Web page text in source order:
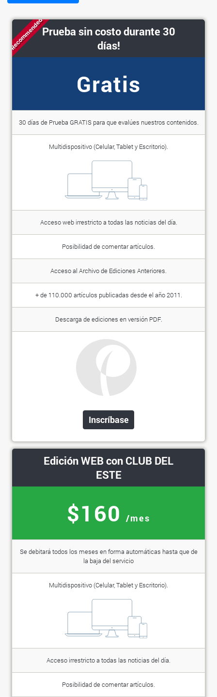
RecommendedPrueba sin costo durante 30
días!
Gratis
30 días de Prueba GRATIS para que evalúes nuestros contenidos.
Multidispositivo (Celular, Tablet y Escritorio).
Acceso web irrestricto a todas las noticias del día.
Posibilidad de comentar artículos.
Acceso al Archivo de Ediciones Anteriores.
+ de 110.000 artículos publicadas desde el año 2011.
Descarga de ediciones en versión PDF.
Inscríbase
Edición WEB con CLUB DEL
ESTE
$160 /mes
Se debitará todos los meses en forma automáticas hasta que de
la baja del servicio
Multidispositivo (Celular, Tablet y Escritorio).
Acceso irrestricto a todas las noticias del día.
Posibilidad de comentar artículos.